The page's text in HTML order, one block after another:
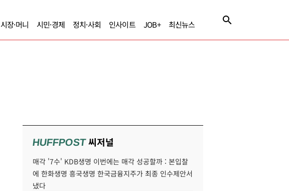
시장·머니 시민·경제 정치·사회 인사이트 JOB+ 최신뉴스
HUFFPOST씨저널
매각 '7수' KDB생명 이번에는 매각 성공할까 : 본입찰
에 한화생명 흥국생명 한국금융지주가 최종 인수제안서
냈다